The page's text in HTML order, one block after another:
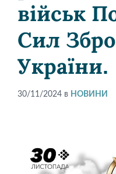
військ
Сил
України.
30/11/2024 в НОВИНИ